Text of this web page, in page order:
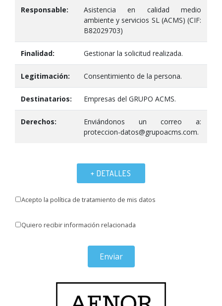
Responsable:
Asistencia en calidad medio
ambiente y servicios SL (ACMS) (CIF:
B82029703)
Finalidad: Gestionar la solicitud realizada.
Legitimación: Consentimiento de la persona.
Destinatarios: Empresas del GRUPO ACMS.
Derechos:
Enviándonos un correo a:
proteccion-datos@grupoacms.com.
+ DETALLES
Acepto la política de tratamiento de mis datos
Quiero recibir información relacionada
Enviar